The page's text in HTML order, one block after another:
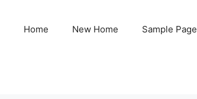
Home New Home Sample Page